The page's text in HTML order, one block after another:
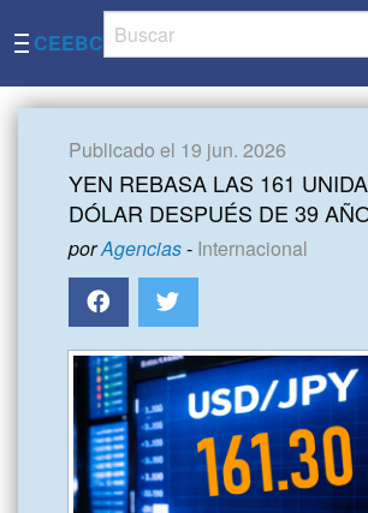
CEEBC
Publicado el 19 jun. 2026
YEN REBASA LAS 161
DÓLAR DESPUÉS DE 39
porAgencias- Internacional